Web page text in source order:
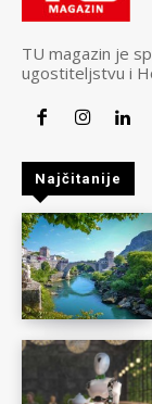
TU magazin je
ugostiteljstvu i
Najčitanije